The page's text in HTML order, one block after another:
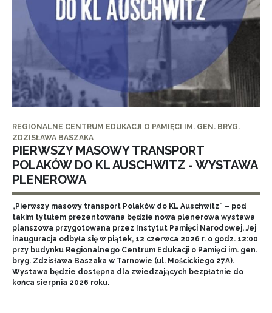
REGIONALNE CENTRUM EDUKACJI O PAMIĘCI IM. GEN. BRYG.
ZDZISŁAWA BASZAKA
PIERWSZY MASOWY TRANSPORT
POLAKÓW DO KL AUSCHWITZ - WYSTAWA
PLENEROWA
„Pierwszy masowy transport Polaków do KL Auschwitz” – pod
takim tytułem prezentowana będzie nowa plenerowa wystawa
planszowa przygotowana przez Instytut Pamięci Narodowej. Jej
inauguracja odbyła się w piątek, 12 czerwca 2026 r. o godz. 12:00
przy budynku Regionalnego Centrum Edukacji o Pamięci im. gen.
bryg. Zdzisława Baszaka w Tarnowie (ul. Mościckiego 27A).
Wystawa będzie dostępna dla zwiedzających bezpłatnie do
końca sierpnia 2026 roku.